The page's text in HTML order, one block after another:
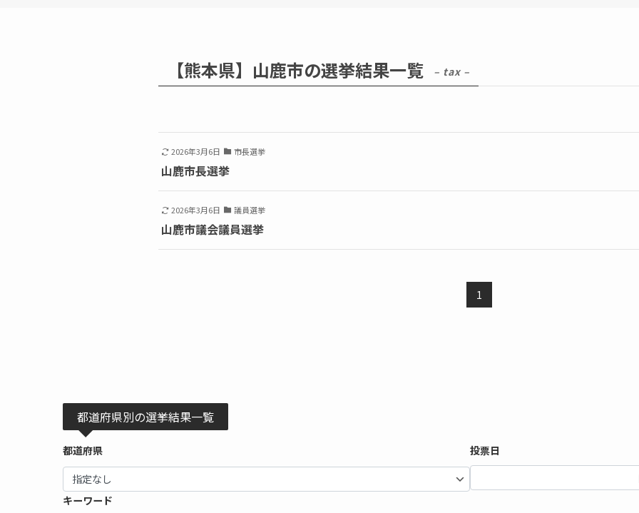
【熊本県】山鹿市の選挙結果一覧 – tax –
2026年3月6日 市長選挙
山鹿市長選挙
2026年3月6日 議員選挙
山鹿市議会議員選挙
1
都道府県別の選挙結果一覧
都道府県 投票日
キーワード